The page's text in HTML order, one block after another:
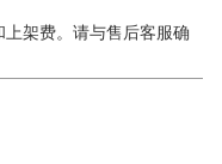
架费。请与售后客服确